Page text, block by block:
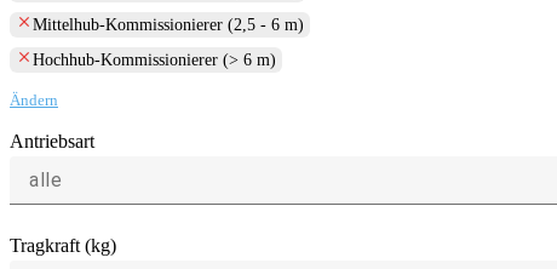
clear Mittelhub-Kommissionierer (2,5 - 6 m)
clear Hochhub-Kommissionierer (> 6 m)
Ändern
Antriebsart
alle
Tragkraft (kg)